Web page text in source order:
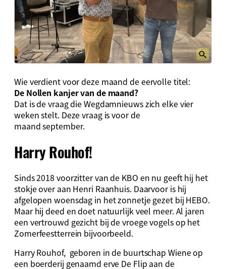
Wie verdient voor deze maand de eervolle titel:
De Nollen kanjer van de maand?
Dat is de vraag die Wegdamnieuws zich elke vier
weken stelt. Deze vraag is voor de
maand september.
Harry Rouhof!
Sinds 2018 voorzitter van de KBO en nu geeft hij het
stokje over aan Henri Raanhuis. Daarvoor is hij
afgelopen woensdag in het zonnetje gezet bij HEBO.
Maar hij deed en doet natuurlijk veel meer. Al jaren
een vertrouwd gezicht bij de vroege vogels op het
Zomerfeestterrein bijvoorbeeld.
Harry Rouhof, geboren in de buurtschap Wiene op
een boerderij genaamd erve De Flip aan de